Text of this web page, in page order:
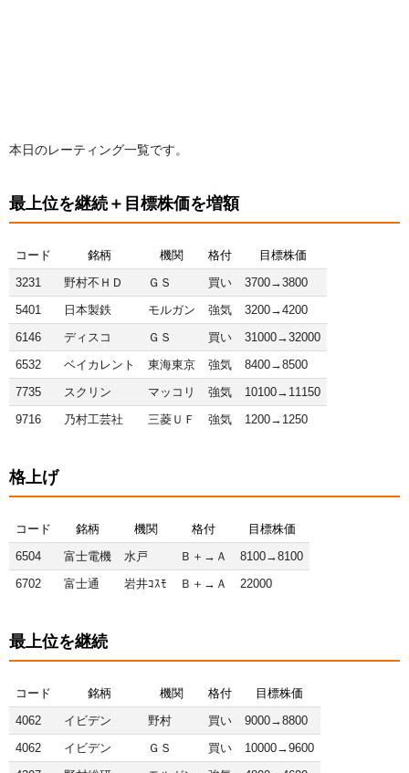
本日のレーティング一覧です。
最上位を継続＋目標株価を増額
コード 銘柄 機関 格付
目標株価
3231
野村不ＨＤ ＧＳ 買い
3700→3800
5401
日本製鉄 モルガン 強気
3200→4200
6146
ディスコ ＧＳ 買い
31000→32000
6532
ベイカレント 東海東京 強気
8400→8500
7735
スクリン マッコリ 強気
10100→11150
9716
乃村工芸社 三菱ＵＦ 強気 1200→1250
格上げ
コード 銘柄 機関 格付
目標株価
6504
富士電機 水戸 Ｂ＋→Ａ
8100→8100
6702
富士通 岩井ｺｽﾓ Ｂ＋→Ａ 22000
最上位を継続
コード 銘柄 機関 格付
目標株価
4062
イビデン 野村 買い
9000→8800
4062
イビデン ＧＳ 買い
10000→9600